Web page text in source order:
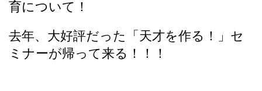
育について！
去年、大好評だった「天才を作る！」セ
ミナーが帰って来る！！！